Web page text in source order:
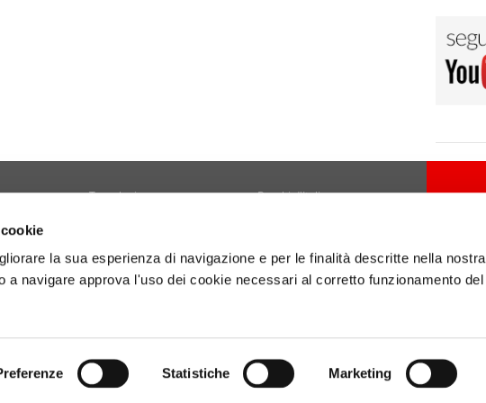
la sua esperienza di navigazione e per le finalità descritte nella nostra
a navigare approva l'uso dei cookie necessari al corretto funzionamento del
Statistiche Marketing
Tecnologia
Diario di Viaggio
Attività
Borghi d'Italia
Copertina
01160141006.
Design